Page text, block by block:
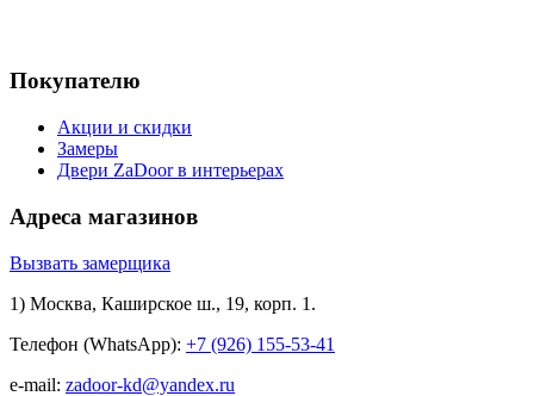
Покупателю
Акции и скидки
Замеры
Двери ZaDoor в интерьерах
Адреса магазинов
Вызвать замерщика
1) Москва, Каширское ш., 19, корп. 1.
Телефон (WhatsApp): +7 (926) 155-53-41
e-mail: zadoor-kd@yandex.ru